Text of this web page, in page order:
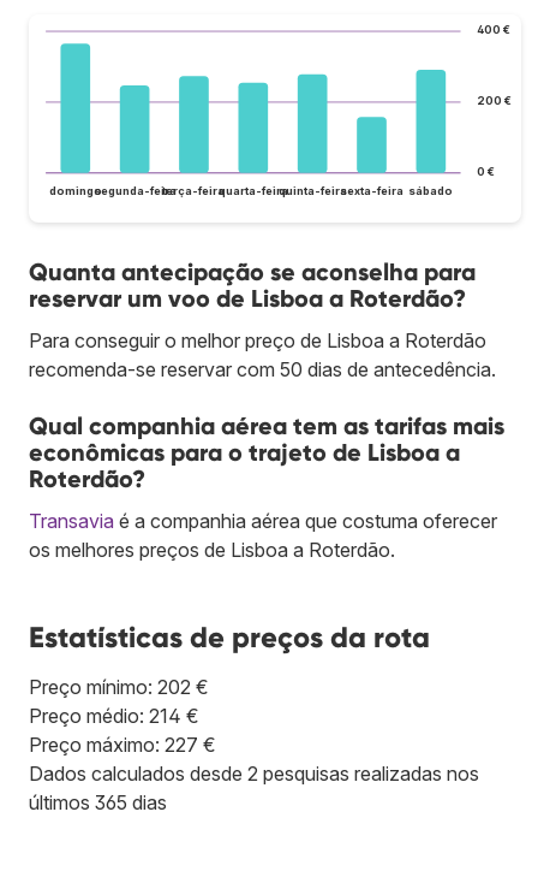
0 €
200 €
400 €
domingosegunda-feiraterça-feiraquarta-feiraquinta-feirasexta-feira sábado
Quanta antecipação se aconselha para
reservar um voo de Lisboa a Roterdão?
Para conseguir o melhor preço de Lisboa a Roterdão
recomenda-se reservar com 50 dias de antecedência.
Qual companhia aérea tem as tarifas mais
econômicas para o trajeto de Lisboa a
Roterdão?
Transavia é a companhia aérea que costuma oferecer
os melhores preços de Lisboa a Roterdão.
Estatísticas de preços da rota
Preço mínimo: 202 €
Preço médio: 214 €
Preço máximo: 227 €
Dados calculados desde 2 pesquisas realizadas nos
últimos 365 dias